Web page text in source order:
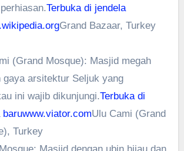
Terbuka di jendela
Grand Bazaar, Turkey
(Grand Mosque): Masjid megah
gaya arsitektur Seljuk yang
ini wajib dikunjungi.Terbuka di
baruwww.viator.comUlu Cami (Grand
Turkey